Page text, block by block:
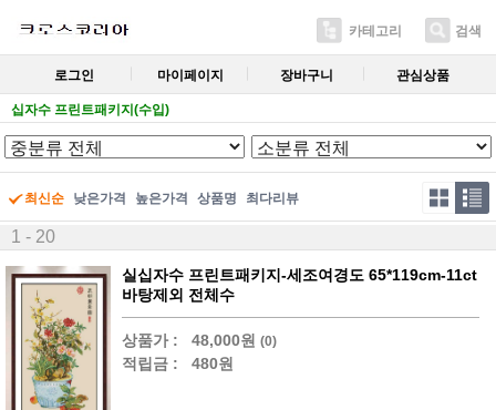
카테고리 검색
로그인 마이페이지 장바구니 관심상품
십자수 프린트패키지(수입)
최신순 낮은가격 높은가격 상품명 최다리뷰
1 - 20
실십자수 프린트패키지-세조여경도 65*119cm-11ct
바탕제외 전체수
상품가 : 48,000원 (0)
적립금 : 480원